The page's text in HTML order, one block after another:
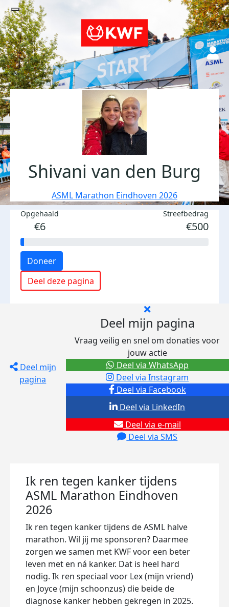
Shivani van den Burg
ASML Marathon Eindhoven 2026
Opgehaald
€6
Streefbedrag
€500
Doneer
Deel deze pagina
Deel mijn
pagina
Deel mijn pagina
Vraag veilig en snel om donaties voor
jouw actie
Deel via Facebook
Deel via Instagram
Deel via e-mail
Deel via SMS
Deel via LinkedIn
Deel via WhatsApp
Ik ren tegen kanker tijdens
ASML Marathon Eindhoven
2026
Ik ren tegen kanker tijdens de ASML halve
marathon. Wil jij me sponsoren? Daarmee
zorgen we samen met KWF voor een beter
leven met en ná kanker. Dat is heel hard
nodig. Ik ren speciaal voor Lex (mijn vriend)
en Joyce (mijn schoonzus) die beide de
diagnose kanker hebben gekregen in 2025.